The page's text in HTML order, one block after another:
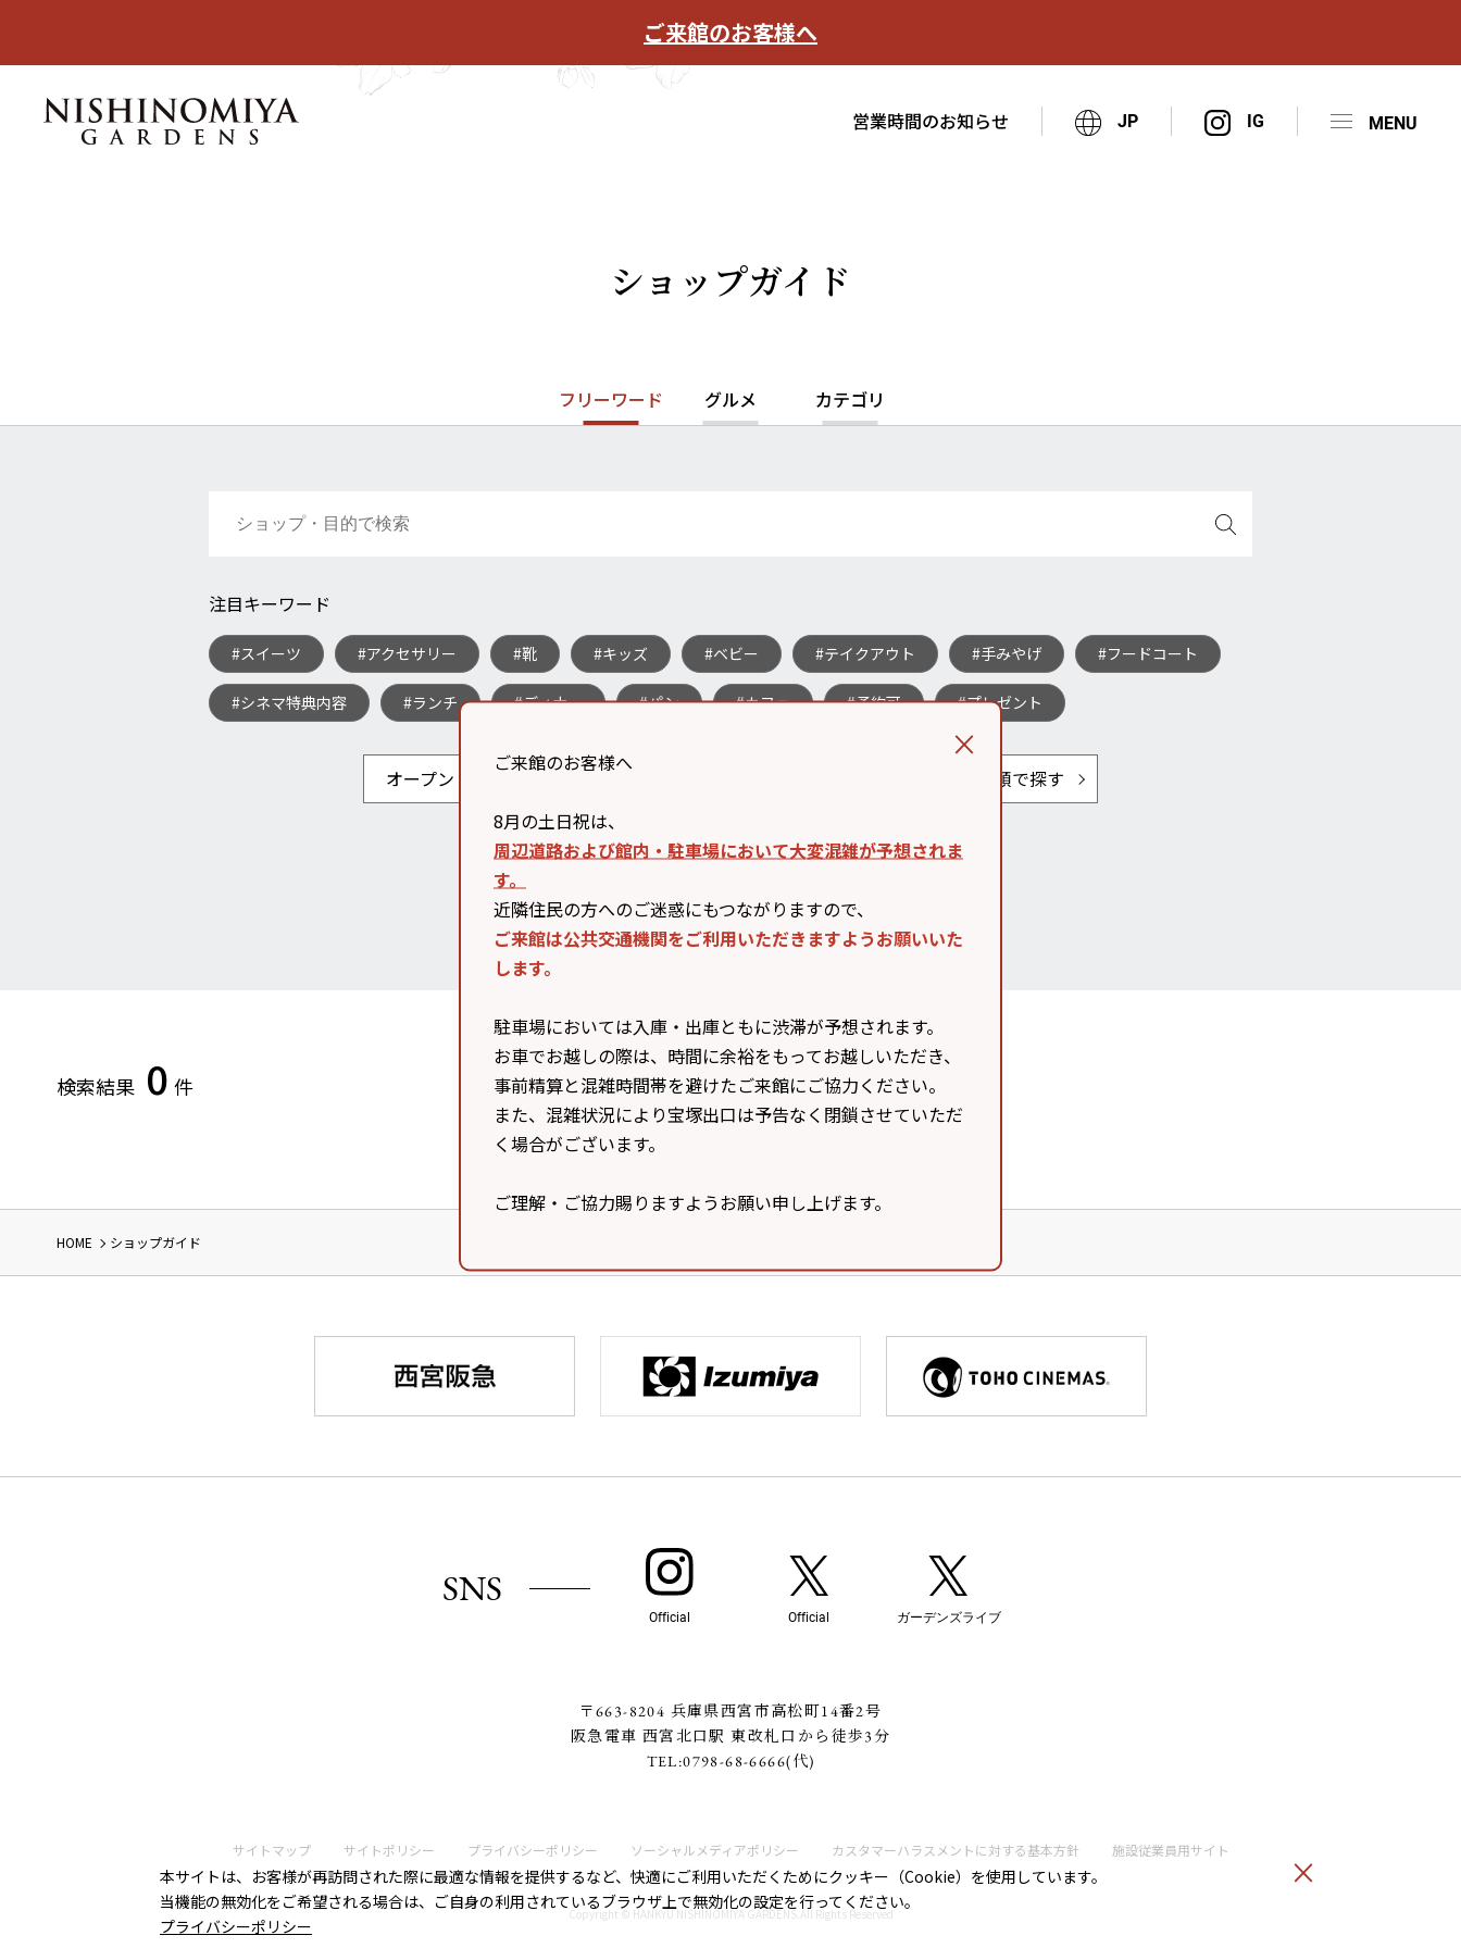
ご来館のお客様へ
営業時間のお知らせ JP
ご来館のお客様へ
8月の土日祝は、
周辺道路および館内・駐車場において大変混雑が予想されま
す。
近隣住民の方へのご迷惑にもつながりますので、
ご来館は公共交通機関をご利用いただきますようお願いいた
します。
駐車場においては入庫・出庫ともに渋滞が予想されます。
お車でお越しの際は、時間に余裕をもってお越しいただき、
事前精算と混雑時間帯を避けたご来館にご協力ください。
また、混雑状況により宝塚出口は予告なく閉鎖させていただ
く場合がございます。
ご理解・ご協力賜りますようお願い申し上げます。
本サイトは、お客様が再訪問された際に最適な情報を提供するなど、快適にご利用いただくためにクッキー（Cookie）を使用しています。
当機能の無効化をご希望される場合は、ご自身の利用されているブラウザ上で無効化の設定を行ってください。
プライバシーポリシー
ショップガイド
フリーワード グルメ カテゴリ
注目キーワード
#スイーツ #アクセサリー #靴 #キッズ #ベビー #テイクアウト #手みやげ #フードコート
#シネマ特典内容 #ランチ #ディナー #パン #カフェ #予約可 #プレゼント
オープン・クローズショップ アルファベット順で探す
検索結果 0 件
HOME ショップガイド
SNS
Official Official ガーデンズライブ
〒663-8204 兵庫県西宮市高松町14番2号
阪急電車 西宮北口駅 東改札口から徒歩3分
TEL:0798-68-6666(代)
サイトマップ サイトポリシー プライバシーポリシー ソーシャルメディアポリシー カスタマーハラスメントに対する基本方針 施設従業員用サイト
Copyright © HANKYU NISHINOMIYA GARDENS.All Rights Reserved